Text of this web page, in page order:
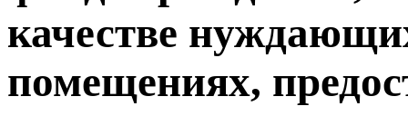
качестве
помещениях,